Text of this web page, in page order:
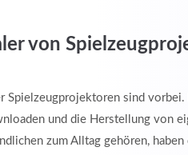
von
Spielzeugprojektoren sind
und die Herstellung von
zum Alltag gehören,